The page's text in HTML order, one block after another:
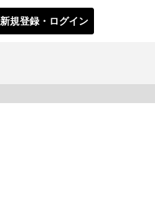
新規登録・ログイン